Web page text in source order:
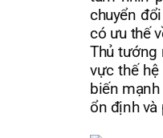
chuyển
có ưu thế
Thủ tướng
vực thế
biến
ổn định và